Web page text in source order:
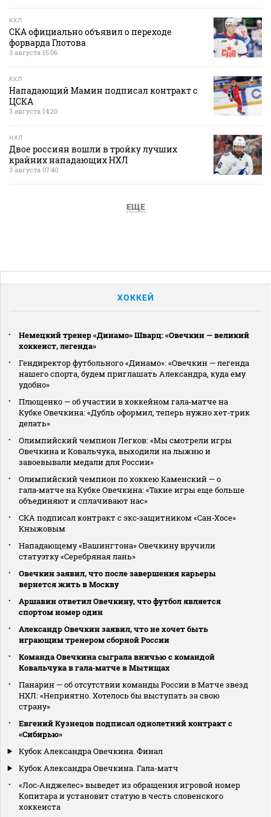
КХЛ
СКА официально объявил о переходе
форварда Глотова
3 августа 15:06
КХЛ
Нападающий Мамин подписал контракт с
ЦСКА
3 августа 14:20
НХЛ
Двое россиян вошли в тройку лучших
крайних нападающих НХЛ
3 августа 07:40
ЕЩЕ
ХОККЕЙ
Немецкий тренер «Динамо» Шварц: «Овечкин — великий
хоккеист, легенда»
Гендиректор футбольного «Динамо»: «Овечкин — легенда
нашего спорта, будем приглашать Александра, куда ему
удобно»
Плющенко — об участии в хоккейном гала‑матче на
Кубке Овечкина: «Дубль оформил, теперь нужно хет‑трик
делать»
Олимпийский чемпион Легков: «Мы смотрели игры
Овечкина и Ковальчука, выходили на лыжню и
завоевывали медали для России»
Олимпийский чемпион по хоккею Каменский — о
гала‑матче на Кубке Овечкина: «Такие игры еще больше
объединяют и сплачивают нас»
СКА подписал контракт с экс‑защитником «Сан‑Хосе»
Кныжовым
Нападающему «Вашингтона» Овечкину вручили
статуэтку «Серебряная лань»
Овечкин заявил, что после завершения карьеры
вернется жить в Москву
Аршавин ответил Овечкину, что футбол является
спортом номер один
Александр Овечкин заявил, что не хочет быть
играющим тренером сборной России
Команда Овечкина сыграла вничью с командой
Ковальчука в гала‑матче в Мытищах
Панарин — об отсутствии команды России в Матче звезд
НХЛ: «Неприятно. Хотелось бы выступать за свою
страну»
Евгений Кузнецов подписал однолетний контракт с
«Сибирью»
Кубок Александра Овечкина. Финал
Кубок Александра Овечкина. Гала-матч
«Лос‑Анджелес» выведет из обращения игровой номер
Копитара и установит статую в честь словенского
хоккеиста